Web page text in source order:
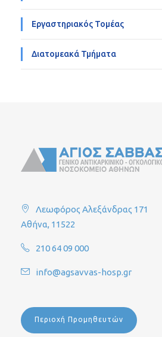
Εργαστηριακός Τομέας
Διατομεακά Τμήματα
Λεωφόρος Αλεξάνδρας 171
Αθήνα, 11522
210 64 09 000
info@agsavvas-hosp.gr
Περιοχή Προμηθευτών